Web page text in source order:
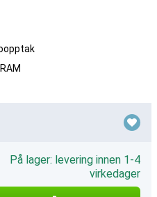
På lager: levering innen 1-4
virkedager